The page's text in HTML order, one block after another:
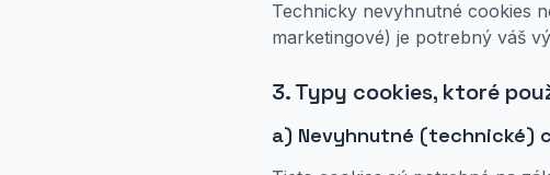
Technicky nevyhnutné cookies
marketingové) je potrebný váš
3. Typy cookies, ktoré
a) Nevyhnutné (technické)